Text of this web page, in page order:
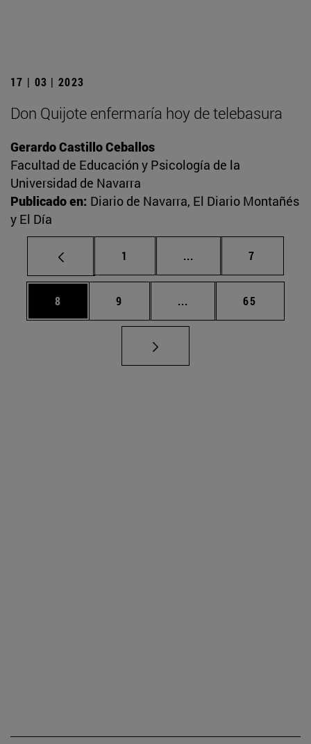
17 | 03 | 2023
Don Quijote enfermaría hoy de telebasura
Gerardo Castillo Ceballos
Facultad de Educación y Psicología de la
Universidad de Navarra
Publicado en: Diario de Navarra, El Diario Montañés
y El Día
Página
1 ... Páginas intermedias
Página
7
Página
8 Página
9 ... Páginas intermedias
Página
65